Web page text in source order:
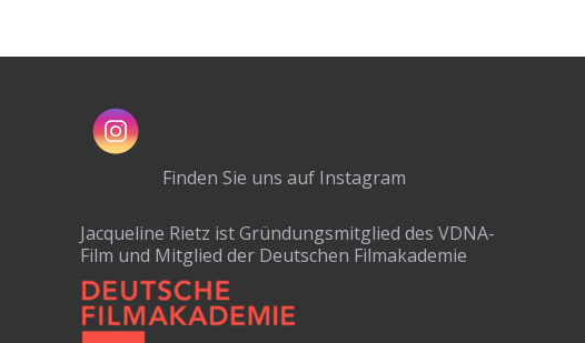
Finden Sie uns auf Instagram
Jacqueline Rietz ist Gründungsmitglied des VDNA-
Film und Mitglied der Deutschen Filmakademie